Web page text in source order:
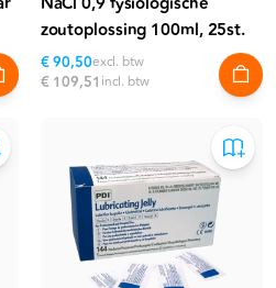
zoutoplossing 100ml, 25st.
€ 90,50excl. btw
€ 109,51 incl. btw